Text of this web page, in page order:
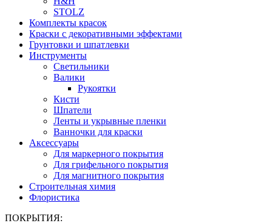
STOLZ
Комплекты красок
Краски с декоративными эффектами
Грунтовки и шпатлевки
Инструменты
Светильники
Валики
Рукоятки
Кисти
Шпатели
Ленты и укрывные пленки
Ванночки для краски
Аксессуары
Для маркерного покрытия
Для грифельного покрытия
Для магнитного покрытия
Строительная химия
Флористика
ПОКРЫТИЯ: